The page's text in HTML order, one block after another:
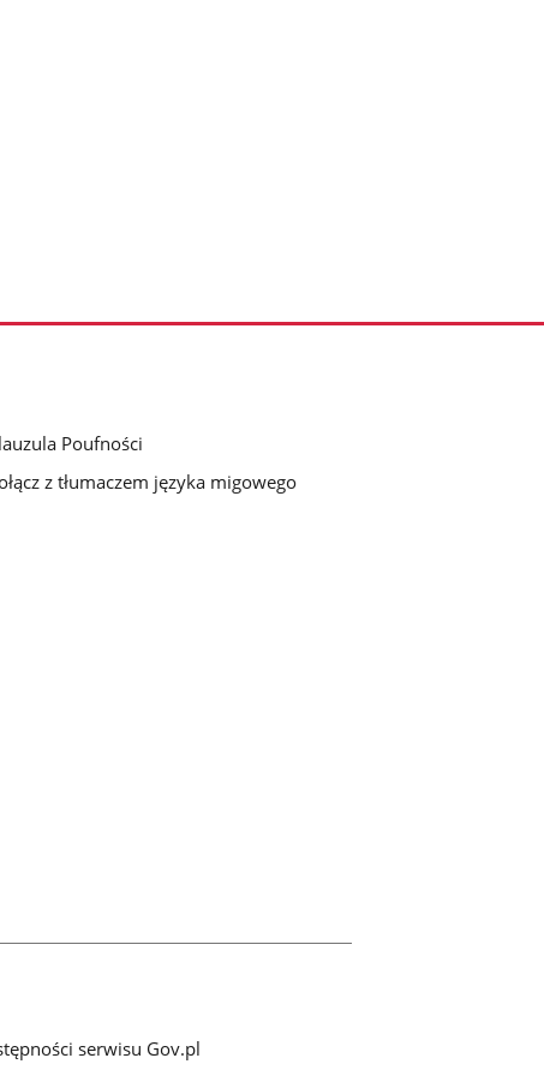
Poufności
z tłumaczem języka migowego
serwisu Gov.pl